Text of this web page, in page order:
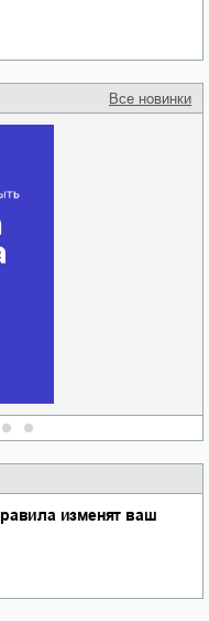
Все новинки
изменят ваш